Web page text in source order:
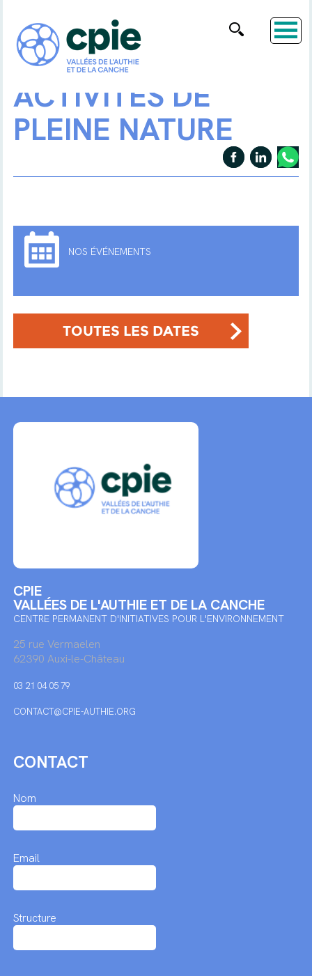
ACTIVITÉS DE
PLEINE NATURE
NOS ÉVÉNEMENTS
TOUTES LES DATES
CPIE
VALLÉES DE L'AUTHIE ET DE LA CANCHE
CENTRE PERMANENT D'INITIATIVES POUR L'ENVIRONNEMENT
25 rue Vermaelen
62390 Auxi-le-Château
03 21 04 05 79
CONTACT@CPIE-AUTHIE.ORG
CONTACT
Nom
Email
Structure